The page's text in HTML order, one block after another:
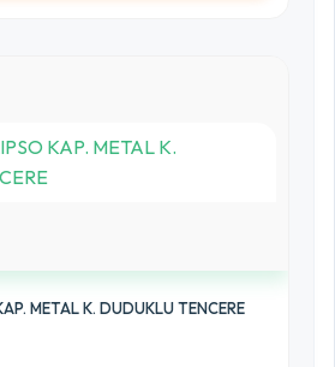
METAL K. DUDUKLU TENCERE